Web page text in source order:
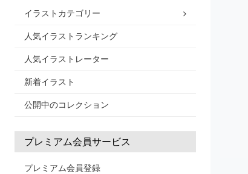
イラストカテゴリー
人気イラストランキング
人気イラストレーター
新着イラスト
公開中のコレクション
プレミアム会員サービス
プレミアム会員登録